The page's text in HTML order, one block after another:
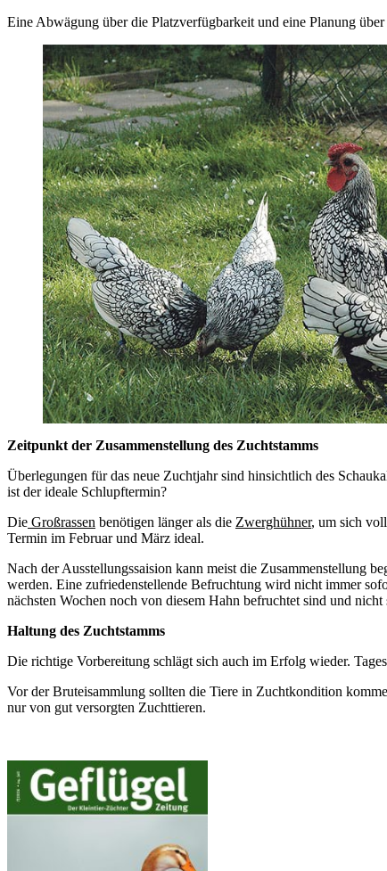
Eine Abwägung über die Platzverfügbarkeit und eine Planung
Zeitpunkt der Zusammenstellung des Zuchtstamms
Überlegungen für das neue Zuchtjahr sind hinsichtlich des
ist der ideale Schlupftermin?
Die Großrassen benötigen länger als die Zwerghühner, um sich
Termin im Februar und März ideal.
Nach der Ausstellungssaision kann meist die Zusammenstellung
werden. Eine zufriedenstellende Befruchtung wird nicht immer
nächsten Wochen noch von diesem Hahn befruchtet sind und
Haltung des Zuchtstamms
Die richtige Vorbereitung schlägt sich auch im Erfolg wieder.
Vor der Bruteisammlung sollten die Tiere in Zuchtkondition
nur von gut versorgten Zuchttieren.